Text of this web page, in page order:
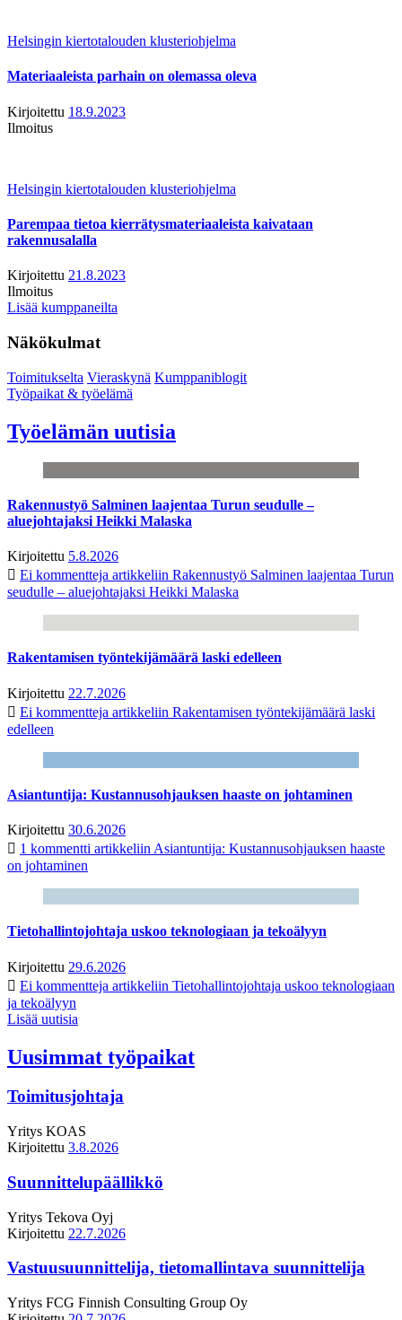
Helsingin kiertotalouden klusteriohjelma
Materiaaleista parhain on olemassa oleva
Kirjoitettu 18.9.2023
Ilmoitus
Helsingin kiertotalouden klusteriohjelma
Parempaa tietoa kierrätysmateriaaleista kaivataan
rakennusalalla
Kirjoitettu 21.8.2023
Ilmoitus
Lisää kumppaneilta
Näkökulmat
Toimitukselta Vieraskynä Kumppaniblogit
Työpaikat & työelämä
Työelämän uutisia
Rakennustyö Salminen laajentaa Turun seudulle –
aluejohtajaksi Heikki Malaska
Kirjoitettu 5.8.2026
Ei kommentteja artikkeliin Rakennustyö Salminen laajentaa Turun
seudulle – aluejohtajaksi Heikki Malaska
Rakentamisen työntekijämäärä laski edelleen
Kirjoitettu 22.7.2026
Ei kommentteja artikkeliin Rakentamisen työntekijämäärä laski
edelleen
Asiantuntija: Kustannusohjauksen haaste on johtaminen
Kirjoitettu 30.6.2026
1 kommentti artikkeliin Asiantuntija: Kustannusohjauksen haaste
on johtaminen
Tietohallintojohtaja uskoo teknologiaan ja tekoälyyn
Kirjoitettu 29.6.2026
Ei kommentteja artikkeliin Tietohallintojohtaja uskoo teknologiaan
ja tekoälyyn
Lisää uutisia
Uusimmat työpaikat
Toimitusjohtaja
Yritys KOAS
Kirjoitettu 3.8.2026
Suunnittelupäällikkö
Yritys Tekova Oyj
Kirjoitettu 22.7.2026
Vastuusuunnittelija, tietomallintava suunnittelija
Yritys FCG Finnish Consulting Group Oy